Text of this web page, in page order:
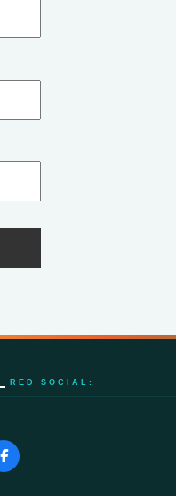
RED SOCIAL: